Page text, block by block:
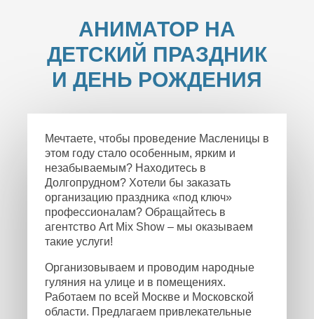
АНИМАТОР НА
ДЕТСКИЙ ПРАЗДНИК
И ДЕНЬ РОЖДЕНИЯ
Мечтаете, чтобы проведение Масленицы в
этом году стало особенным, ярким и
незабываемым? Находитесь в
Долгопрудном? Хотели бы заказать
организацию праздника «под ключ»
профессионалам? Обращайтесь в
агентство Art Mix Show – мы оказываем
такие услуги!
Организовываем и проводим народные
гуляния на улице и в помещениях.
Работаем по всей Москве и Московской
области. Предлагаем привлекательные